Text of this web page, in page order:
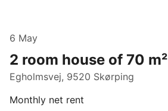
6 May
2 room house of 70 m²
Egholmsvej, 9520 Skørping
Monthly net rent